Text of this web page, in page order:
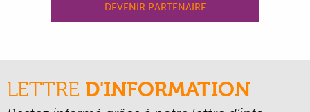
DEVENIR PARTENAIRE
LETTRE D'INFORMATION